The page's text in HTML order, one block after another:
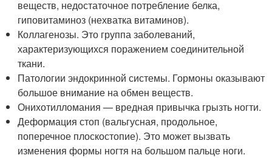
веществ, недостаточное потребление белка,
гиповитаминоз (нехватка витаминов).
Коллагенозы. Это группа заболеваний,
характеризующихся поражением соединительной
ткани.
Патологии эндокринной системы. Гормоны оказывают
большое внимание на обмен веществ.
Онихотилломания — вредная привычка грызть ногти.
Деформация стоп (вальгусная, продольное,
поперечное плоскостопие). Это может вызвать
изменения формы ногтя на большом пальце ноги.